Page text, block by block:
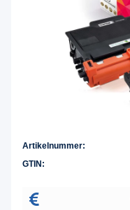
Artikelnummer:
GTIN: